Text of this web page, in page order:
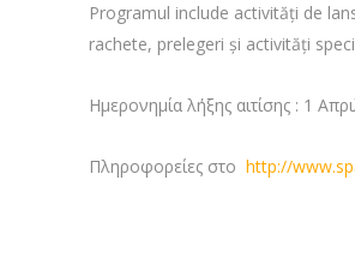
Programul include activități de
rachete, prelegeri și activități
Ημερονημία λήξης αιτίσης : 1
Πληροφορείες στο http://